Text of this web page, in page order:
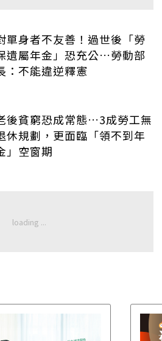
單身者不友善！過世後「勞
遺屬年金」恐充公…勞動部
：不能違逆釋憲
後貧窮恐成常態…3成勞工無
休規劃，更面臨「領不到年
」空窗期